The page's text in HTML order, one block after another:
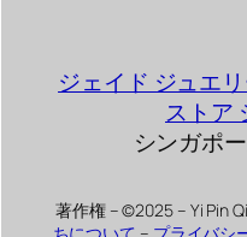
ジェイド ジュエ
ストア
シンガポ
著作権 – ©2025 – Yi Pin